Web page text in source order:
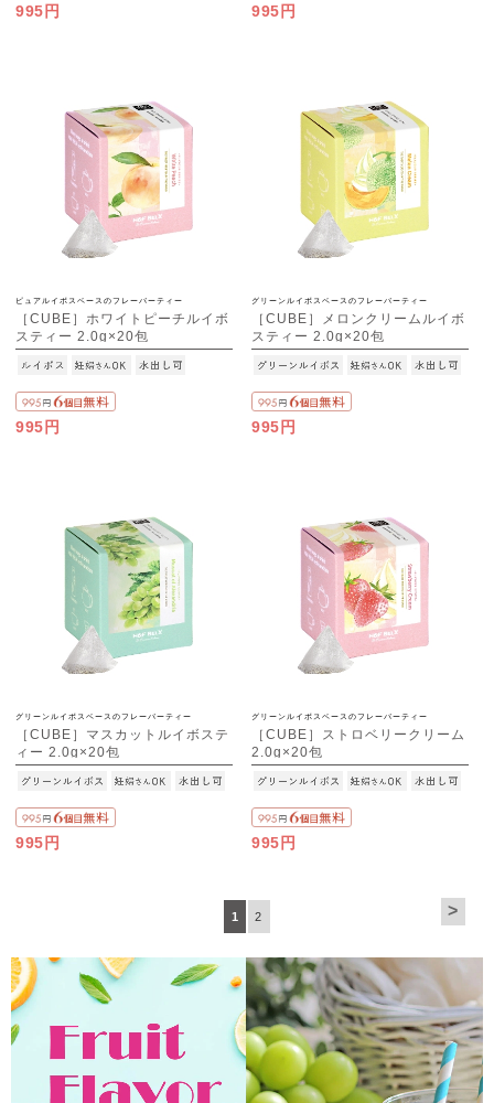
995円 995円
ピュアルイボスベースのフレーバーティー
［CUBE］ホワイトピーチルイボ
スティー 2.0g×20包
995円
グリーンルイボスベースのフレーバーティー
［CUBE］メロンクリームルイボ
スティー 2.0g×20包
995円
グリーンルイボスベースのフレーバーティー
［CUBE］マスカットルイボステ
ィー 2.0g×20包
995円
グリーンルイボスベースのフレーバーティー
［CUBE］ストロベリークリーム
2.0g×20包
995円
>
1 2